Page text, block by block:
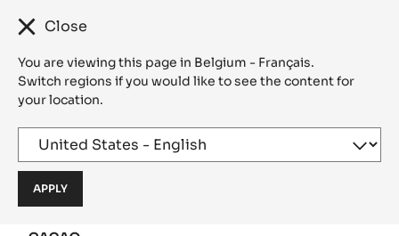
Close
You are viewing this page in Belgium - Français.
Switch regions if you would like to see the content for
your location.